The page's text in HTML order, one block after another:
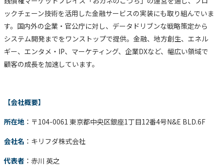
ックチェーン技術を活用した金融サービスの実装にも取り組んでいま
す。国内外の企業・官公庁に対し、データドリブンな戦略策定から
システム開発までをワンストップで提供。金融、地方創生、エネル
ギー、エンタメ・IP、マーケティング、企業DXなど、幅広い領域で
顧客の成長を加速しています。
【会社概要】
所在地 ：〒104-0061 東京都中央区銀座1丁目12番4号N&E BLD.6F
会社名 ：キリフダ株式会社
代表者 ：赤川 英之